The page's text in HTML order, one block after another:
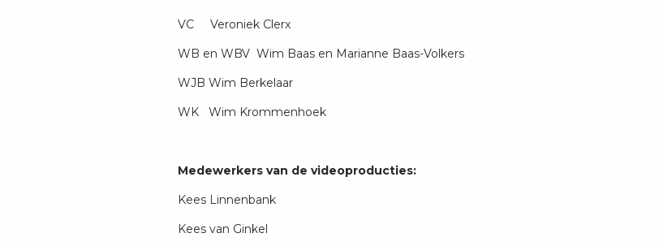
VC Veroniek Clerx
WB en WBV Wim Baas en Marianne Baas-Volkers
WJB Wim Berkelaar
WK Wim Krommenhoek
Medewerkers van de videoproducties:
Kees Linnenbank
Kees van Ginkel